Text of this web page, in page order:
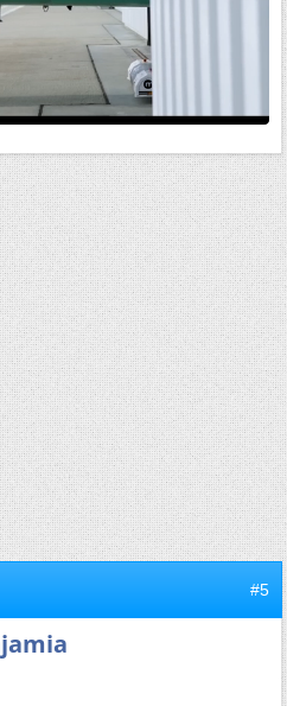
#5